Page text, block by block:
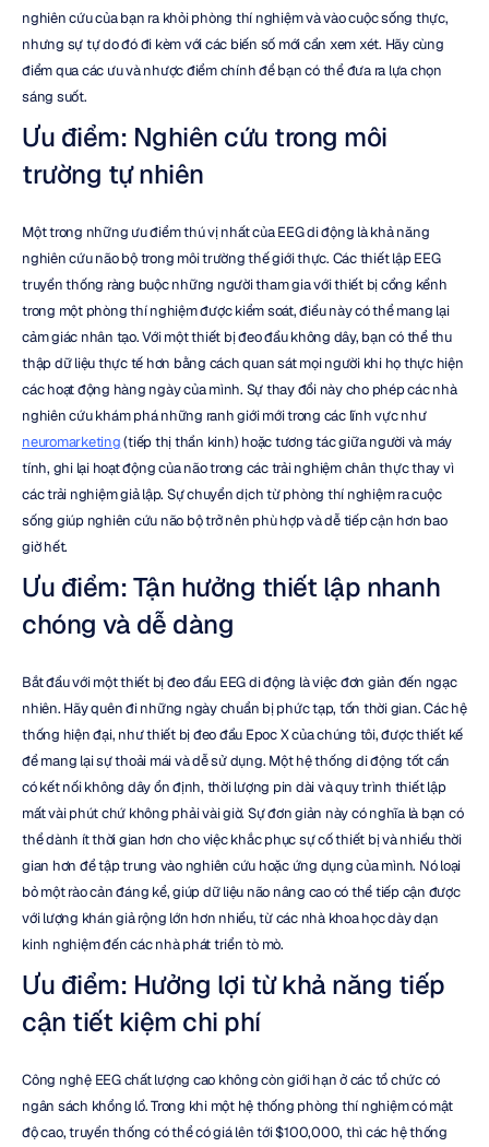
nghiên cứu của bạn ra khỏi phòng thí nghiệm và vào cuộc sống thực,
nhưng sự tự do đó đi kèm với các biến số mới cần xem xét. Hãy cùng
điểm qua các ưu và nhược điểm chính để bạn có thể đưa ra lựa chọn
sáng suốt.
Ưu điểm: Nghiên cứu trong môi
trường tự nhiên
Một trong những ưu điểm thú vị nhất của EEG di động là khả năng
nghiên cứu não bộ trong môi trường thế giới thực. Các thiết lập EEG
truyền thống ràng buộc những người tham gia với thiết bị cồng kềnh
trong một phòng thí nghiệm được kiểm soát, điều này có thể mang lại
cảm giác nhân tạo. Với một thiết bị đeo đầu không dây, bạn có thể thu
thập dữ liệu thực tế hơn bằng cách quan sát mọi người khi họ thực hiện
các hoạt động hàng ngày của mình. Sự thay đổi này cho phép các nhà
nghiên cứu khám phá những ranh giới mới trong các lĩnh vực như
neuromarketing (tiếp thị thần kinh) hoặc tương tác giữa người và máy
tính, ghi lại hoạt động của não trong các trải nghiệm chân thực thay vì
các trải nghiệm giả lập. Sự chuyển dịch từ phòng thí nghiệm ra cuộc
sống giúp nghiên cứu não bộ trở nên phù hợp và dễ tiếp cận hơn bao
giờ hết.
Ưu điểm: Tận hưởng thiết lập nhanh
chóng và dễ dàng
Bắt đầu với một thiết bị đeo đầu EEG di động là việc đơn giản đến ngạc
nhiên. Hãy quên đi những ngày chuẩn bị phức tạp, tốn thời gian. Các hệ
thống hiện đại, như thiết bị đeo đầu Epoc X của chúng tôi, được thiết kế
để mang lại sự thoải mái và dễ sử dụng. Một hệ thống di động tốt cần
có kết nối không dây ổn định, thời lượng pin dài và quy trình thiết lập
mất vài phút chứ không phải vài giờ. Sự đơn giản này có nghĩa là bạn có
thể dành ít thời gian hơn cho việc khắc phục sự cố thiết bị và nhiều thời
gian hơn để tập trung vào nghiên cứu hoặc ứng dụng của mình. Nó loại
bỏ một rào cản đáng kể, giúp dữ liệu não nâng cao có thể tiếp cận được
với lượng khán giả rộng lớn hơn nhiều, từ các nhà khoa học dày dạn
kinh nghiệm đến các nhà phát triển tò mò.
Ưu điểm: Hưởng lợi từ khả năng tiếp
cận tiết kiệm chi phí
Công nghệ EEG chất lượng cao không còn giới hạn ở các tổ chức có
ngân sách khổng lồ. Trong khi một hệ thống phòng thí nghiệm có mật
độ cao, truyền thống có thể có giá lên tới $100,000, thì các hệ thống